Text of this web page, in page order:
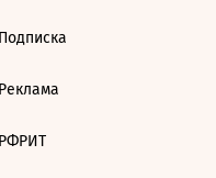
Подписка
Реклама
РФРИТ